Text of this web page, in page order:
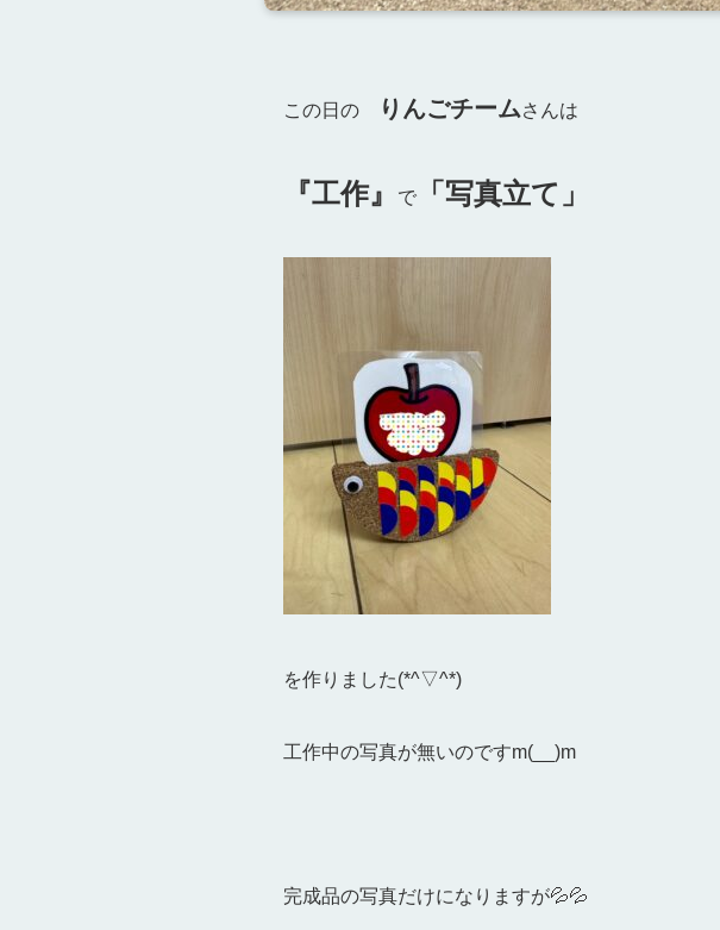
この日の りんごチームさんは
『工作』 で 「写真立て」
を作りました(*^▽^*)
工作中の写真が無いのですm(__)m
完成品の写真だけになりますが💦💦